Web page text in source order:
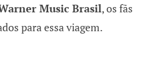
Music Brasil, os fãs
para essa viagem.